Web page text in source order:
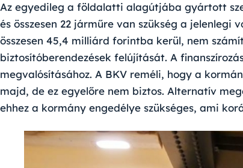
Az egyedileg a földalatti alagútjába gyártott
és összesen 22 járműre van szükség a jelenlegi
összesen 45,4 milliárd forintba kerül, nem
biztosítóberendezések felújítását. A
megvalósításához. A BKV reméli, hogy a
majd, de ez egyelőre nem biztos. Alternatív
ehhez a kormány engedélye szükséges, ami